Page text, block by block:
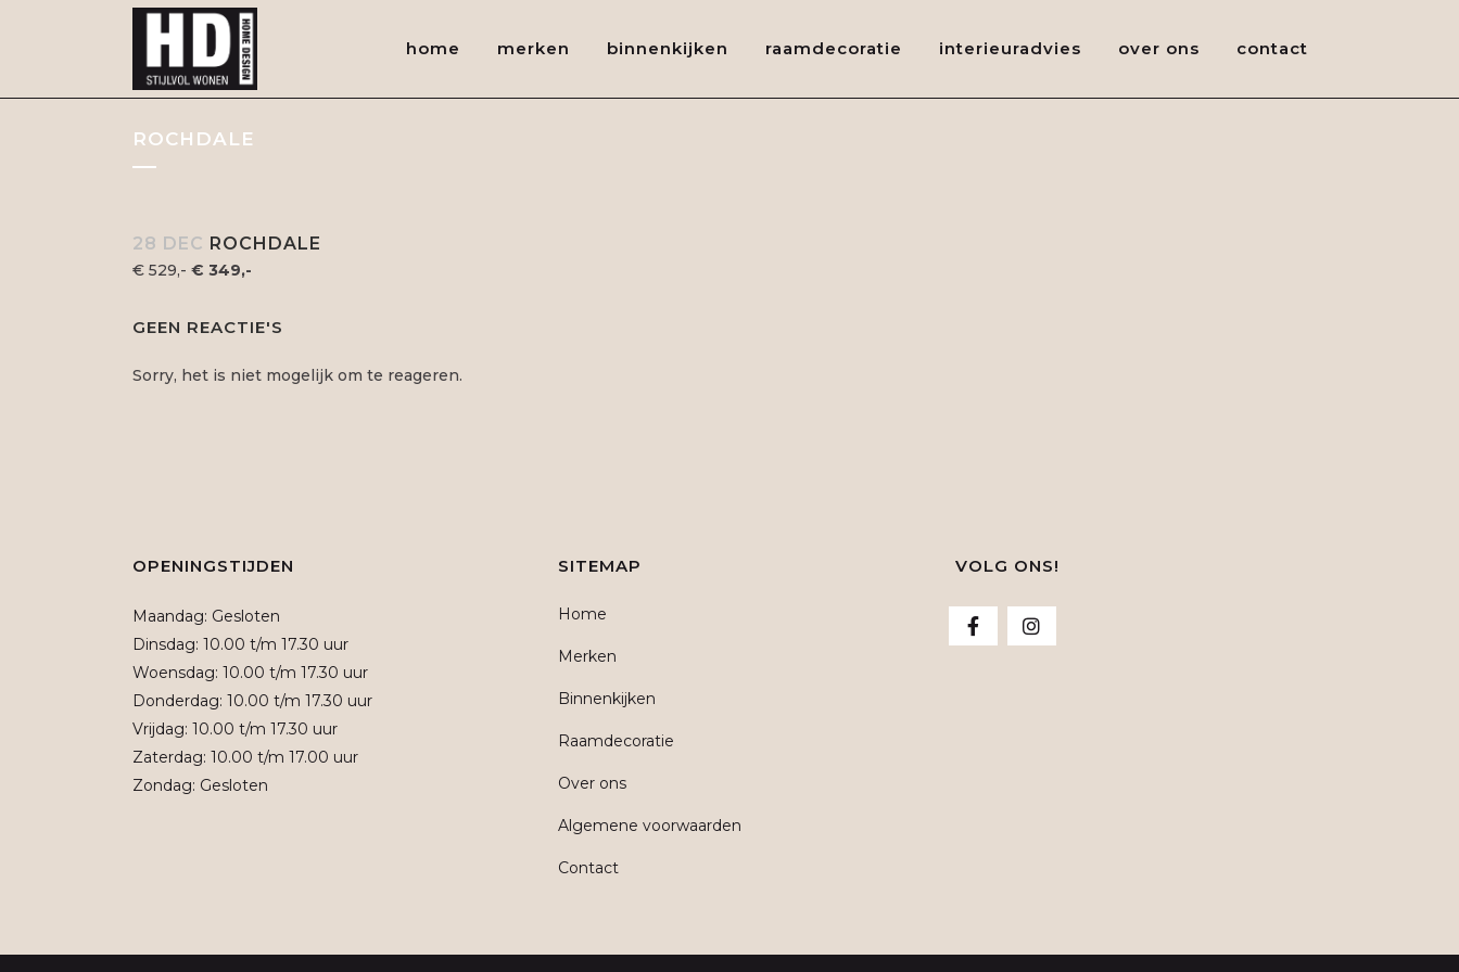
home merken binnenkijken raamdecoratie interieuradvies over ons contact
ROCHDALE
28 DEC ROCHDALE
€ 529,- € 349,-
GEEN REACTIE'S
Sorry, het is niet mogelijk om te reageren.
OPENINGSTIJDEN
Maandag: Gesloten
Dinsdag: 10.00 t/m 17.30 uur
Woensdag: 10.00 t/m 17.30 uur
Donderdag: 10.00 t/m 17.30 uur
Vrijdag: 10.00 t/m 17.30 uur
Zaterdag: 10.00 t/m 17.00 uur
Zondag: Gesloten
SITEMAP
Home
Merken
Binnenkijken
Raamdecoratie
Over ons
Algemene voorwaarden
Contact
VOLG ONS!